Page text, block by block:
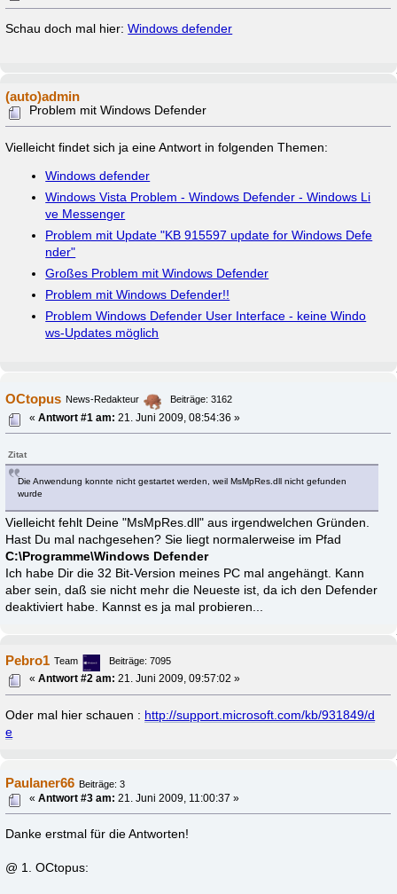
Schau doch mal hier:Windows defender
(auto)admin
Problem mit Windows Defender
Vielleicht findet sich ja eine Antwort in folgenden Themen:
Windows defender
Windows Vista Problem - Windows Defender - Windows Li
ve Messenger
Problem mit Update "KB 915597 update for Windows Defe
nder"
Großes Problem mit Windows Defender
Problem mit Windows Defender!!
Problem Windows Defender User Interface - keine Windo
ws-Updates möglich
OCtopus News-Redakteur
Beiträge: 3162
«Antwort #1 am: 21. Juni 2009, 08:54:36 »
Zitat
Die Anwendung konnte nicht gestartet werden, weil MsMpRes.dll nicht gefunden
wurde
Vielleicht fehlt Deine "MsMpRes.dll" aus irgendwelchen Gründen.
Hast Du mal nachgesehen? Sie liegt normalerweise im Pfad
C:\Programme\Windows Defender
Ich habe Dir die 32 Bit-Version meines PC mal angehängt. Kann
aber sein, daß sie nicht mehr die Neueste ist, da ich den Defender
deaktiviert habe. Kannst es ja mal probieren...
Pebro1 Team
Beiträge: 7095
«Antwort #2 am: 21. Juni 2009, 09:57:02 »
Oder mal hier schauen : http://support.microsoft.com/kb/931849/d
e
Paulaner66 Beiträge: 3
«Antwort #3 am: 21. Juni 2009, 11:00:37 »
Danke erstmal für die Antworten!
@ 1. OCtopus: